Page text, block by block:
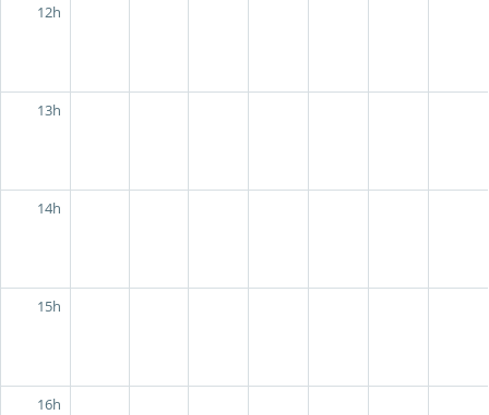
12h
13h
14h
15h
16h